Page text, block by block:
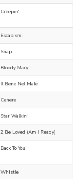
Creepin'
Escapism.
Snap
Bloody Mary
Il Bene Nel Male
Cenere
Star Walkin'
2 Be Loved (Am I Ready)
Back To You
Whistle